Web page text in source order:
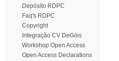
Depósito RDPC
Faq's RDPC
Copyright
Integração CV DeGóis
Workshop Open Access
Open Access Declarations